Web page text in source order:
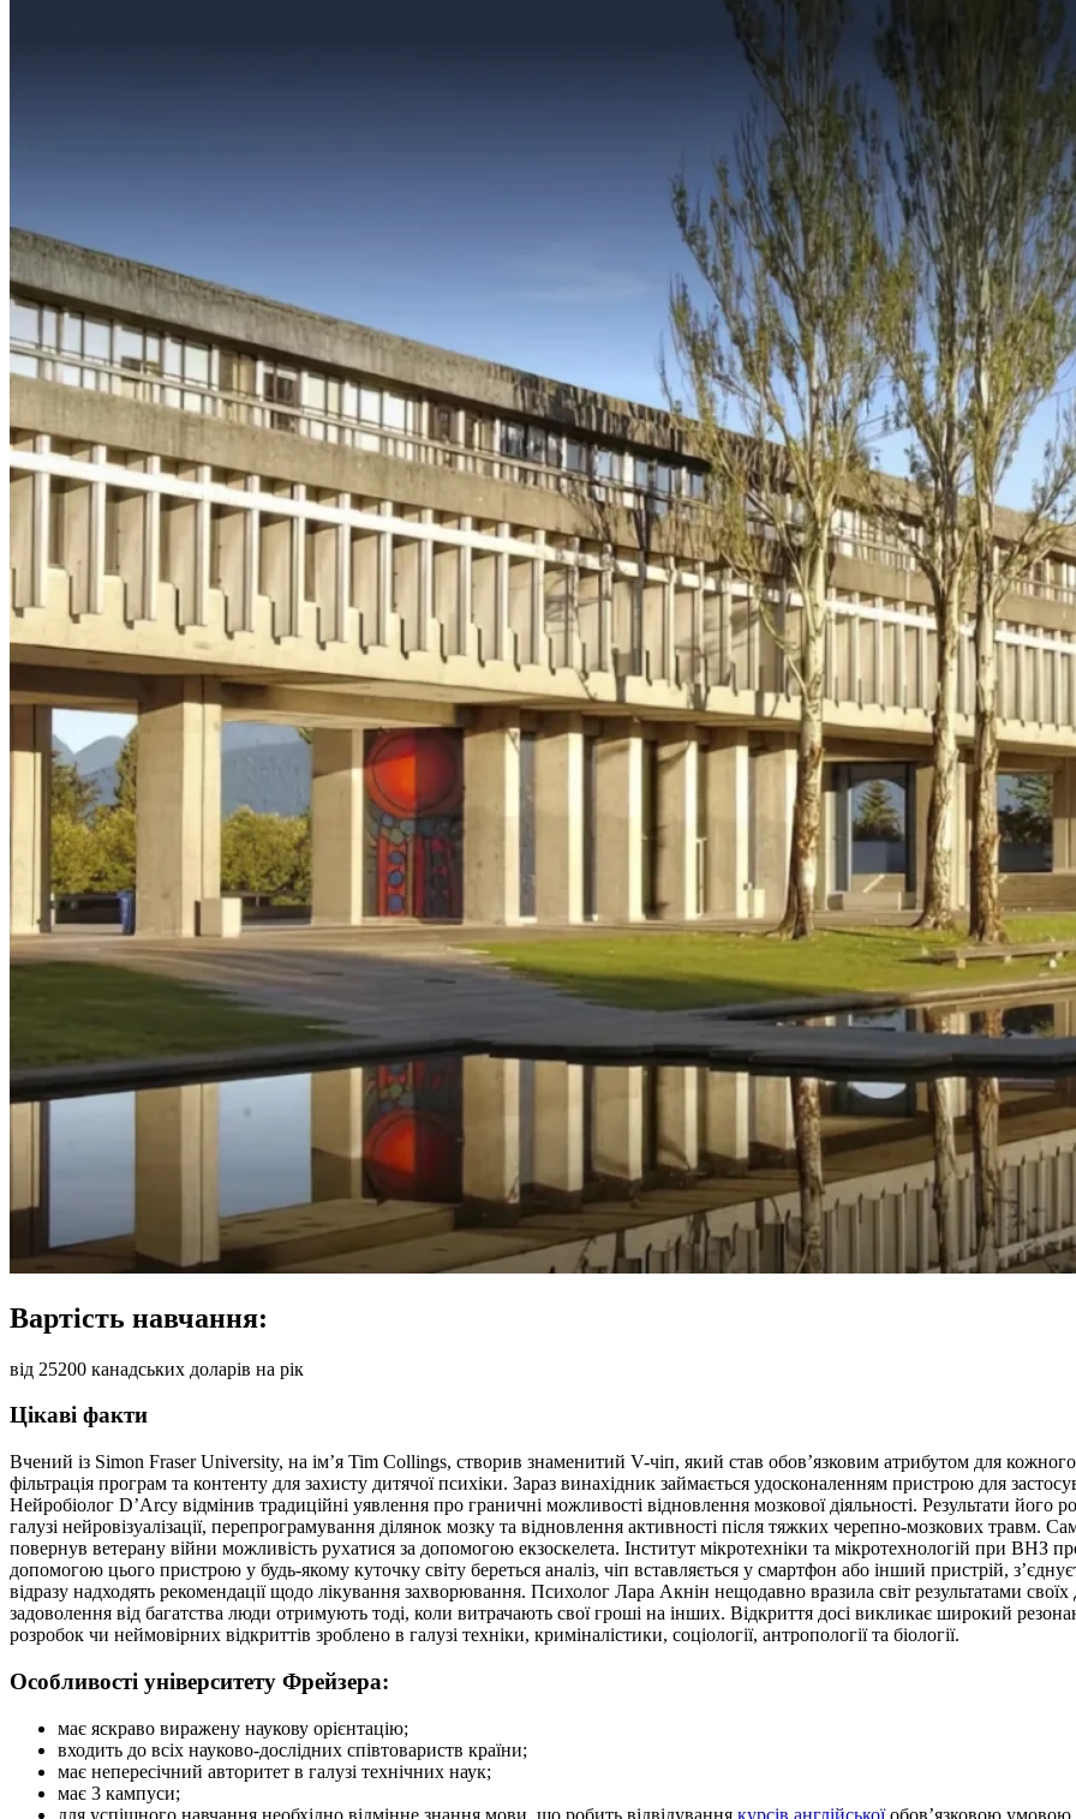
Вартість навчання:
від 25200 канадських доларів на рік
Цікаві факти
Вчений із Simon Fraser University, на ім’я Tim Collings, створив знаменитий V-чіп, який став обов’язковим атрибутом для
фільтрація програм та контенту для захисту дитячої психіки. Зараз винахідник займається удосконаленням пристрою для
Нейробіолог D’Arcy відмінив традиційні уявлення про граничні можливості відновлення мозкової діяльності. Результати його
галузі нейровізуалізації, перепрограмування ділянок мозку та відновлення активності після тяжких черепно-мозкових травм.
повернув ветерану війни можливість рухатися за допомогою екзоскелета. Інститут мікротехніки та мікротехнологій при ВНЗ
допомогою цього пристрою у будь-якому куточку світу береться аналіз, чіп вставляється у смартфон або інший пристрій,
відразу надходять рекомендації щодо лікування захворювання. Психолог Лара Акнін нещодавно вразила світ результатами
задоволення від багатства люди отримують тоді, коли витрачають свої гроші на інших. Відкриття досі викликає широкий
розробок чи неймовірних відкриттів зроблено в галузі техніки, криміналістики, соціології, антропології та біології.
Особливості університету Фрейзера:
має яскраво виражену наукову орієнтацію;
входить до всіх науково-дослідних співтовариств країни;
має непересічний авторитет в галузі технічних наук;
має 3 кампуси;
для успішного навчання необхідно відмінне знання мови, що робить відвідування курсів англійськоїобов’язковою умовою